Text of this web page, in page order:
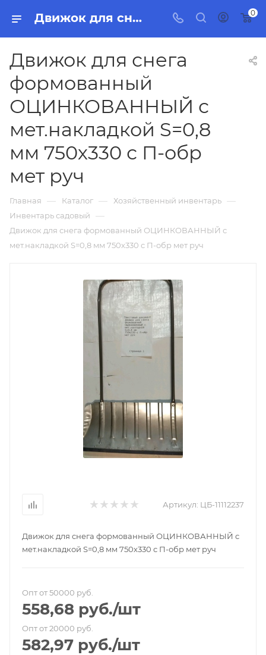
Движок для снега формованный ОЦИНКОВАННЫЙ с мет.накладкой S=0,8 мм 750х330 с П-обр мет руч, бытовая химия, товары для уборки для дома и офиса. 0
Движок для снега
формованный
ОЦИНКОВАННЫЙ с
мет.накладкой S=0,8
мм 750х330 с П-обр
мет руч
Главная — Каталог — Хозяйственный инвентарь —
Инвентарь садовый —
Движок для снега формованный ОЦИНКОВАННЫЙ с
мет.накладкой S=0,8 мм 750х330 с П-обр мет руч
Артикул: ЦБ-11112237
Движок для снега формованный ОЦИНКОВАННЫЙ с
мет.накладкой S=0,8 мм 750х330 с П-обр мет руч
Опт от 50000 руб.
558,68 руб./шт
Опт от 20000 руб.
582,97 руб./шт